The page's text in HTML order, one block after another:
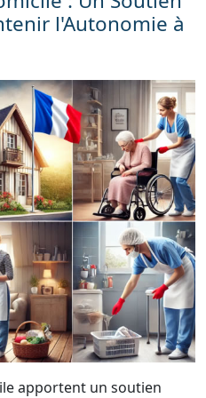
l'Autonomie à
apportent un soutien